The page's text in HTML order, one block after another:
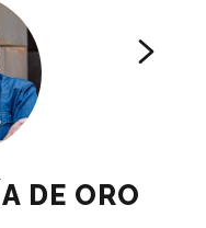
DE ORO